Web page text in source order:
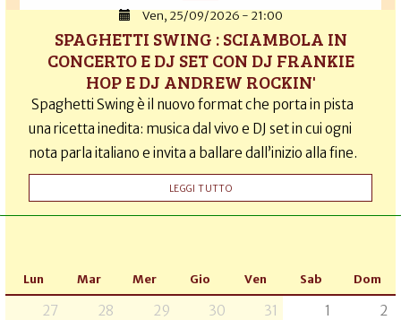
Ven, 25/09/2026 - 21:00
SPAGHETTI SWING : SCIAMBOLA IN
CONCERTO E DJ SET CON DJ FRANKIE
HOP E DJ ANDREW ROCKIN'
Spaghetti Swing è il nuovo format che porta in pista
una ricetta inedita: musica dal vivo e DJ set in cui ogni
nota parla italiano e invita a ballare dall’inizio alla fine.
LEGGI TUTTO
Lun Mar Mer Gio Ven Sab Dom
27 28 29 30 31 1
2